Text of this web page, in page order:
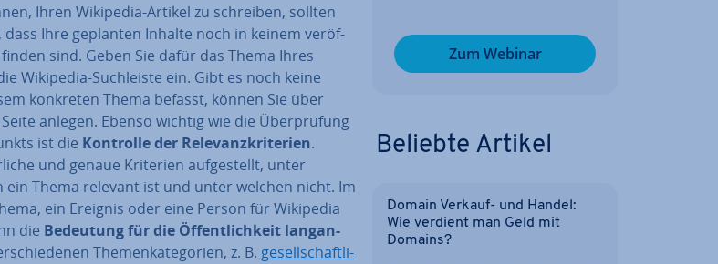
Ihren Wikipedia-Artikel zu schreiben, sollten
dass Ihre geplanten Inhalte noch in keinem ver­öf­
sind. Geben Sie dafür das Thema Ihres
Wikipedia-Such­leis­te ein. Gibt es noch keine
konkreten Thema befasst, können Sie über
Seite anlegen. Ebenso wichtig wie die Über­prü­fung
ist die Kontrolle der Re­le­vanz­kri­te­ri­en.
und genaue Kriterien auf­ge­stellt, unter
ein Thema relevant ist und unter welchen nicht. Im
ein Ereignis oder eine Person für Wikipedia
die Bedeutung für die Öf­fent­lich­keit lang­an­
The­men­ka­te­go­rien, z. B. ge­sell­schaft­li­
Zum Webinar
Beliebte Artikel
Domain Verkauf- und Handel:
Wie verdient man Geld mit
Domains?